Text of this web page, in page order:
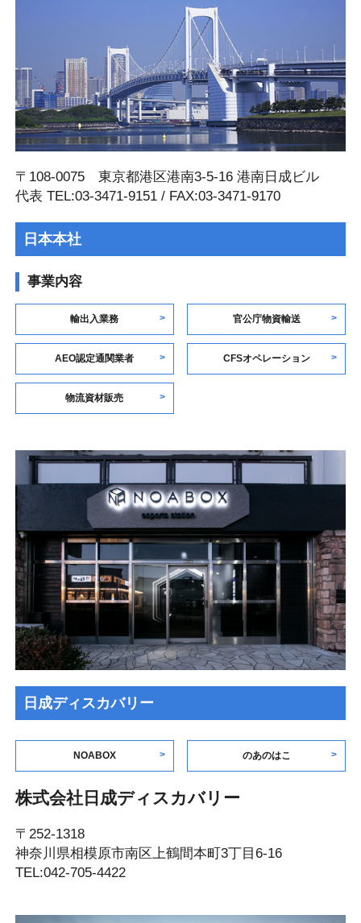
〒108-0075 東京都港区港南3-5-16 港南⽇成ビル
代表 TEL:03-3471-9151 / FAX:03-3471-9170
日本本社
事業内容
輸出入業務 官公庁物資輸送
AEO認定通関業者 CFSオペレーション
物流資材販売
日成ディスカバリー
NOABOX のあのはこ
株式会社日成ディスカバリー
〒252-1318
神奈川県相模原市南区上鶴間本町3丁目6-16
TEL:042-705-4422